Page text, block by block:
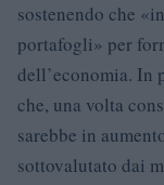
sostenendo che
portafogli» per
dell’economia. In
che, una volta
sarebbe in
sottovalutato dai